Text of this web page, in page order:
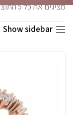
מציגים את כל ⁦5⁩ התוצאות
Show sidebar